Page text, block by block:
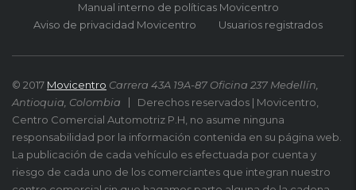
Manual interno de políticas Movicentro
Aviso de privacidad Movicentro
Usuarios registrados
© 2017 Movicentro Carrera 43A 19A-87 Oficina 237 Medellín,
Antioquia, Colombia
Derechos reservados | Movicentro,
Centro Comercial Automotriz P.H, no asume ninguna
responsabilidad por la información contenida en su página web.
La publicación de cada vehículo es efectuada por cuenta y
riesgo de cada uno de los comerciantes que integran nuestro